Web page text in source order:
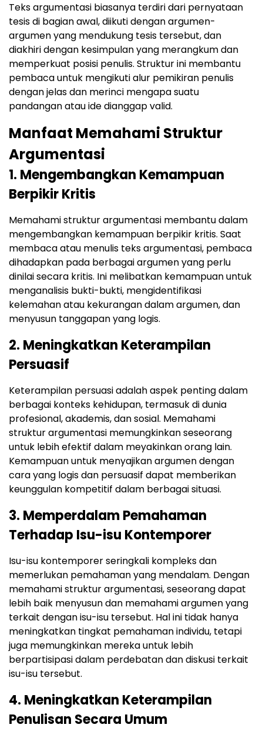
Teks argumentasi biasanya terdiri dari pernyataan
tesis di bagian awal, diikuti dengan argumen-
argumen yang mendukung tesis tersebut, dan
diakhiri dengan kesimpulan yang merangkum dan
memperkuat posisi penulis. Struktur ini membantu
pembaca untuk mengikuti alur pemikiran penulis
dengan jelas dan merinci mengapa suatu
pandangan atau ide dianggap valid.
Manfaat Memahami Struktur
Argumentasi
1. Mengembangkan Kemampuan
Berpikir Kritis
Memahami struktur argumentasi membantu dalam
mengembangkan kemampuan berpikir kritis. Saat
membaca atau menulis teks argumentasi, pembaca
dihadapkan pada berbagai argumen yang perlu
dinilai secara kritis. Ini melibatkan kemampuan untuk
menganalisis bukti-bukti, mengidentifikasi
kelemahan atau kekurangan dalam argumen, dan
menyusun tanggapan yang logis.
2. Meningkatkan Keterampilan
Persuasif
Keterampilan persuasi adalah aspek penting dalam
berbagai konteks kehidupan, termasuk di dunia
profesional, akademis, dan sosial. Memahami
struktur argumentasi memungkinkan seseorang
untuk lebih efektif dalam meyakinkan orang lain.
Kemampuan untuk menyajikan argumen dengan
cara yang logis dan persuasif dapat memberikan
keunggulan kompetitif dalam berbagai situasi.
3. Memperdalam Pemahaman
Terhadap Isu-isu Kontemporer
Isu-isu kontemporer seringkali kompleks dan
memerlukan pemahaman yang mendalam. Dengan
memahami struktur argumentasi, seseorang dapat
lebih baik menyusun dan memahami argumen yang
terkait dengan isu-isu tersebut. Hal ini tidak hanya
meningkatkan tingkat pemahaman individu, tetapi
juga memungkinkan mereka untuk lebih
berpartisipasi dalam perdebatan dan diskusi terkait
isu-isu tersebut.
4. Meningkatkan Keterampilan
Penulisan Secara Umum